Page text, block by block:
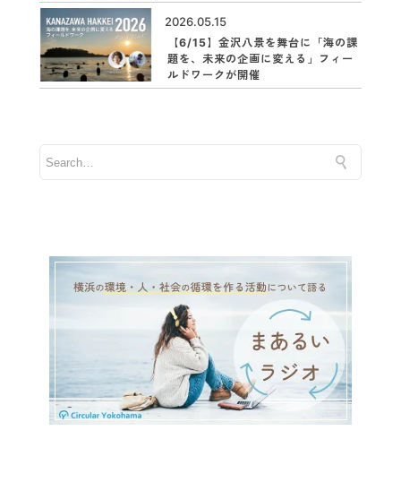
2026.05.15
【6/15】金沢八景を舞台に「海の課
題を、未来の企画に変える」フィー
ルドワークが開催